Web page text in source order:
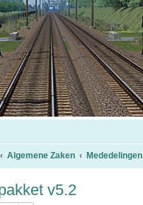
Algemene Zaken Mededelingen
v5.2